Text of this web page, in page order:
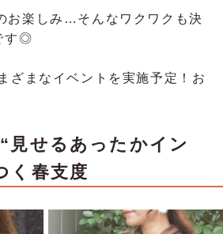
お楽しみ…そんなワクワクも決
す◎
ざまなイベントを実施予定！お
見せるあったかイン
く春支度